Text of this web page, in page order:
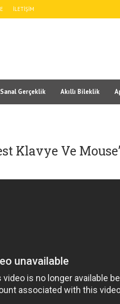
İLETIŞIM
Sanal Gerçeklik Akıllı Bileklik
Klavye Ve